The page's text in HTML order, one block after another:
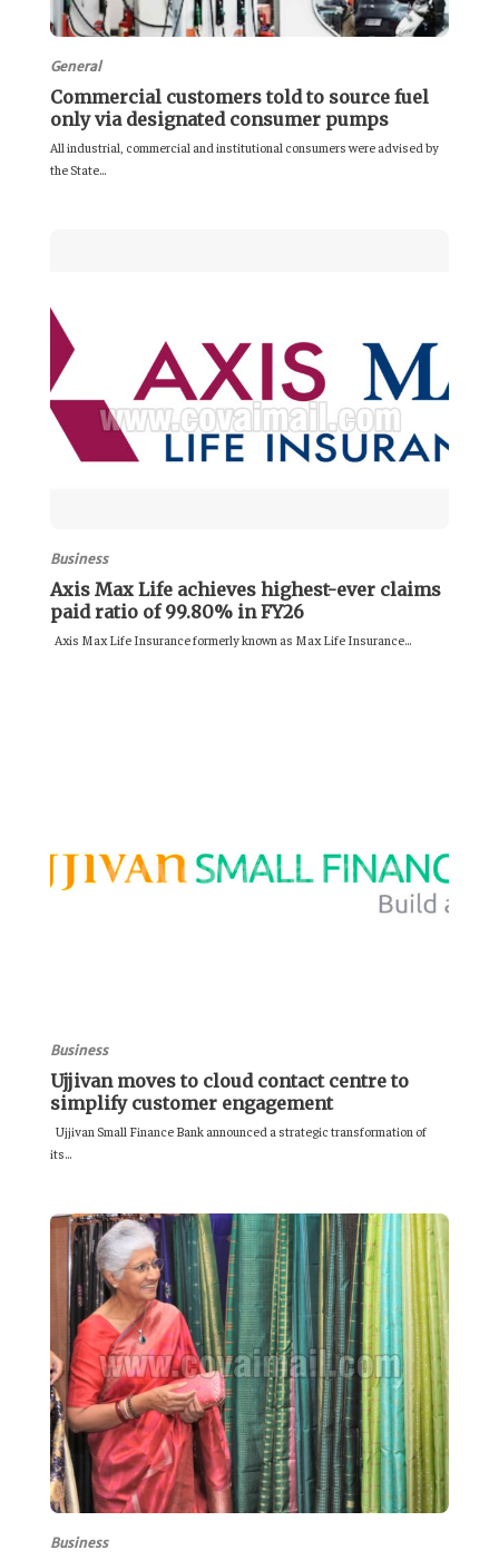
General
Commercial customers told to source fuel
only via designated consumer pumps
All industrial, commercial and institutional consumers were advised by
the State...
Business
Axis Max Life achieves highest-ever claims
paid ratio of 99.80% in FY26
Axis Max Life Insurance formerly known as Max Life Insurance...
Business
Ujjivan moves to cloud contact centre to
simplify customer engagement
Ujjivan Small Finance Bank announced a strategic transformation of
its...
Business